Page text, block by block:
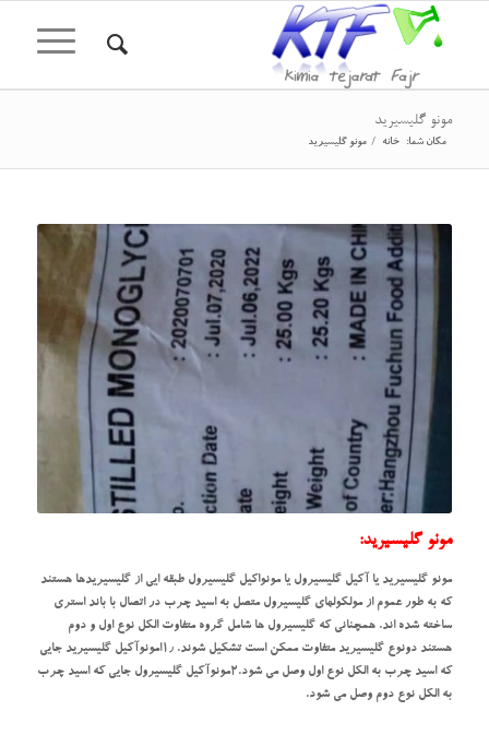
مونو گلیسیرید
مکان شما: خانه / مونو گلیسیرید
مونو گلیسیرید:
مونو گلیسیرید یا آکیل گلیسیرول یا مونواکیل گلیسیرول طبقه ایی از گلیسیریدها هستند
که به طور عموم از مولکولهای گلیسیرول متصل به اسید چرب در اتصال با باند استری
ساخته شده اند. همچنانی که گلیسیرول ها شامل گروه متفاوت الکل نوع اول و دوم
هستند دونوع گلیسیرید متفاوت ممکن است تشکیل شوند. ۱٫امونوآکیل گلیسیرید جایی
که اسید چرب به الکل نوع اول وصل می شود.۲مونوآکیل گلیسیرول جایی که اسید چرب
به الکل نوع دوم وصل می شود.